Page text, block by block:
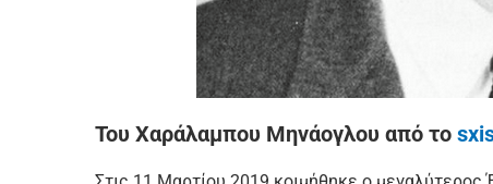
Του Χαράλαμπου Μηνάογλου από το